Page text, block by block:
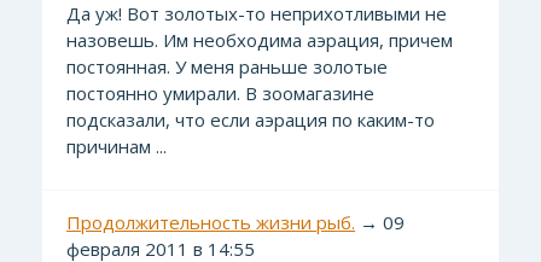
Да уж! Вот золотых-то неприхотливыми не
назовешь. Им необходима аэрация, причем
постоянная. У меня раньше золотые
постоянно умирали. В зоомагазине
подсказали, что если аэрация по каким-то
причинам ...
Продолжительность жизни рыб. → 09
февраля 2011 в 14:55